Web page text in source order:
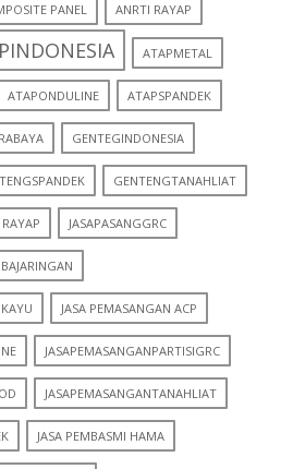
PANEL ANRTI RAYAP
ATAPMETAL
ATAPONDULINE ATAPSPANDEK
GENTEGINDONESIA
GENTENGTANAHLIAT
JASAPASANGGRC
JASA PEMASANGAN ACP
JASAPEMASANGANPARTISIGRC
JASAPEMASANGANTANAHLIAT
JASA PEMBASMI HAMA